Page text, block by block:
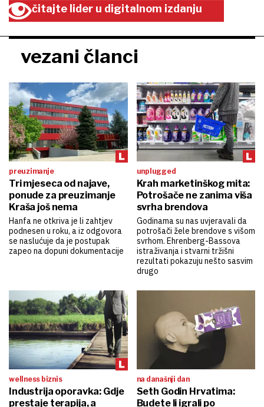
čitajte lider u digitalnom izdanju
vezani članci
preuzimanje
Tri mjeseca od najave,
ponude za preuzimanje
Kraša još nema
Hanfa ne otkriva je li zahtjev
podnesen u roku, a iz odgovora
se naslućuje da je postupak
zapeo na dopuni dokumentacije
unplugged
Krah marketinškog mita:
Potrošače ne zanima viša
svrha brendova
Godinama su nas uvjeravali da
potrošači žele brendove s višom
svrhom. Ehrenberg-Bassova
istraživanja i stvarni tržišni
rezultati pokazuju nešto sasvim
drugo
wellness biznis
Industrija oporavka: Gdje
prestaje terapija, a
na današnji dan
Seth Godin Hrvatima:
Budete li igrali po